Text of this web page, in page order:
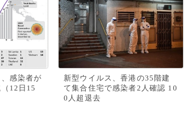
感染者が
12日15
新型ウイルス、香港の35階建
て集合住宅で感染者2人確認 10
0人超退去